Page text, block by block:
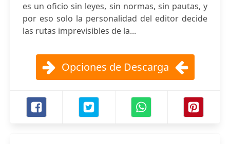
es un oficio sin leyes, sin normas, sin pautas, y
por eso solo la personalidad del editor decide
las rutas imprevisibles de la...
Opciones de Descarga